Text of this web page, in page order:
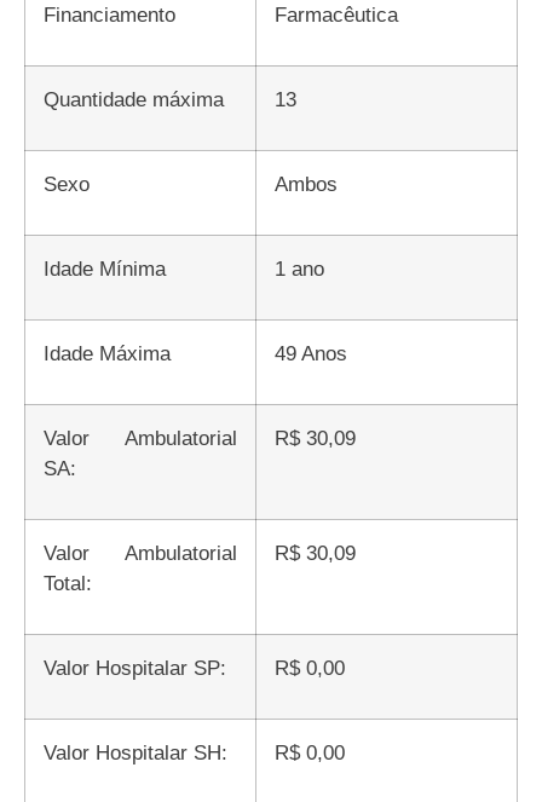
Financiamento
Farmacêutica
Quantidade máxima 13
Sexo Ambos
Idade Mínima 1 ano
Idade Máxima 49 Anos
Valor Ambulatorial
SA:
R$ 30,09
Valor Ambulatorial
Total:
R$ 30,09
Valor Hospitalar SP: R$ 0,00
Valor Hospitalar SH: R$ 0,00